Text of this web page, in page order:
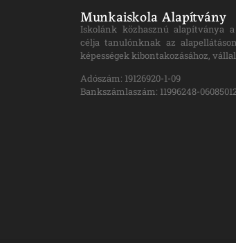
Munkaiskola Alapítvány
Iskolánk közhasznú alapítványa
célja tanulónknak az
képességek kibontakozásához,
Adószám: 19126920-1-09
Bankszámlaszám: 11996248-